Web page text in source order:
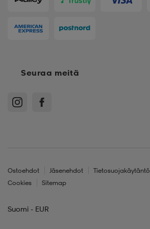
Seuraa meitä
Ostoehdot Jäsenehdot Tietosuojakäytäntö
Cookies
Sitemap
Suomi - EUR